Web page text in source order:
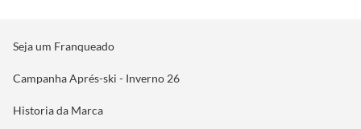
Seja um Franqueado
Campanha Aprés-ski - Inverno 26
Historia da Marca